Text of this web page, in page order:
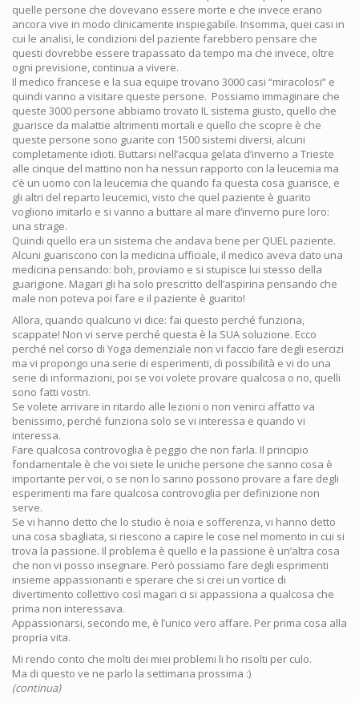
quelle persone che dovevano essere morte e che invece erano
ancora vive in modo clinicamente inspiegabile. Insomma, quei casi in
cui le analisi, le condizioni del paziente farebbero pensare che
questi dovrebbe essere trapassato da tempo ma che invece, oltre
ogni previsione, continua a vivere.
Il medico francese e la sua equipe trovano 3000 casi “miracolosi” e
quindi vanno a visitare queste persone. Possiamo immaginare che
queste 3000 persone abbiamo trovato IL sistema giusto, quello che
guarisce da malattie altrimenti mortali e quello che scopre è che
queste persone sono guarite con 1500 sistemi diversi, alcuni
completamente idioti. Buttarsi nell’acqua gelata d’inverno a Trieste
alle cinque del mattino non ha nessun rapporto con la leucemia ma
c’è un uomo con la leucemia che quando fa questa cosa guarisce, e
gli altri del reparto leucemici, visto che quel paziente è guarito
vogliono imitarlo e si vanno a buttare al mare d’inverno pure loro:
una strage.
Quindi quello era un sistema che andava bene per QUEL paziente.
Alcuni guariscono con la medicina ufficiale, il medico aveva dato una
medicina pensando: boh, proviamo e si stupisce lui stesso della
guarigione. Magari gli ha solo prescritto dell’aspirina pensando che
male non poteva poi fare e il paziente è guarito!
Allora, quando qualcuno vi dice: fai questo perché funziona,
scappate! Non vi serve perché questa è la SUA soluzione. Ecco
perché nel corso di Yoga demenziale non vi faccio fare degli esercizi
ma vi propongo una serie di esperimenti, di possibilità e vi do una
serie di informazioni, poi se voi volete provare qualcosa o no, quelli
sono fatti vostri.
Se volete arrivare in ritardo alle lezioni o non venirci affatto va
benissimo, perché funziona solo se vi interessa e quando vi
interessa.
Fare qualcosa controvoglia è peggio che non farla. Il principio
fondamentale è che voi siete le uniche persone che sanno cosa è
importante per voi, o se non lo sanno possono provare a fare degli
esperimenti ma fare qualcosa controvoglia per definizione non
serve.
Se vi hanno detto che lo studio è noia e sofferenza, vi hanno detto
una cosa sbagliata, si riescono a capire le cose nel momento in cui si
trova la passione. Il problema è quello e la passione è un’altra cosa
che non vi posso insegnare. Però possiamo fare degli esprimenti
insieme appassionanti e sperare che si crei un vortice di
divertimento collettivo così magari ci si appassiona a qualcosa che
prima non interessava.
Appassionarsi, secondo me, è l’unico vero affare. Per prima cosa alla
propria vita.
Mi rendo conto che molti dei miei problemi li ho risolti per culo.
Ma di questo ve ne parlo la settimana prossima :)
(continua)